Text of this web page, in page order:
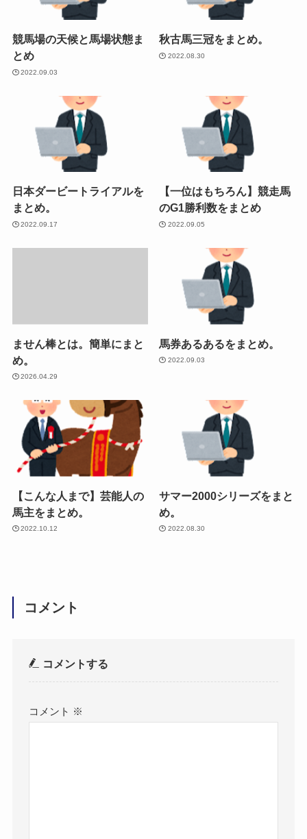
競馬場の天候と馬場状態ま
とめ
2022.09.03
秋古馬三冠をまとめ。
2022.08.30
日本ダービートライアルを
まとめ。
2022.09.17
【一位はもちろん】競走馬
のG1勝利数をまとめ
2022.09.05
ません棒とは。簡単にまと
め。
2026.04.29
馬券あるあるをまとめ。
2022.09.03
【こんな人まで】芸能人の
馬主をまとめ。
2022.10.12
サマー2000シリーズをまと
め。
2022.08.30
コメント
コメントする
コメント ※